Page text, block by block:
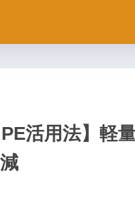
活用法】軽